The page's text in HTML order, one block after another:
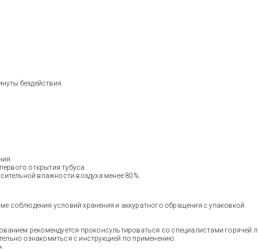
бездействия.
открытия тубуса.
влажности воздуха менее 80%.
соблюдения условий хранения и аккуратного обращения с упаковкой.
рекомендуется проконсультироваться со специалистами горячей
ознакомиться с инструкцией по применению.